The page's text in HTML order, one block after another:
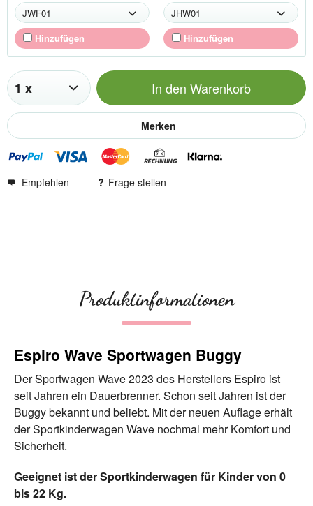
Hinzufügen Hinzufügen
In den Warenkorb
Merken
Empfehlen Frage stellen
Produktinformationen
Espiro Wave Sportwagen Buggy
Der Sportwagen Wave 2023 des Herstellers Espiro ist
seit Jahren ein Dauerbrenner. Schon seit Jahren ist der
Buggy bekannt und beliebt. Mit der neuen Auflage erhält
der Sportkinderwagen Wave nochmal mehr Komfort und
Sicherheit.
Geeignet ist der Sportkinderwagen für Kinder von 0
bis 22 Kg.